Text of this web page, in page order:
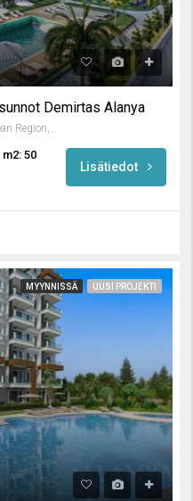
Demirtas Alanya
Demirtaş, Alanya, Antalya, Mediterranean Region, Turkey
m2: 50
Lisätiedot
MYYNNISSÄ UUSI PROJEKTI